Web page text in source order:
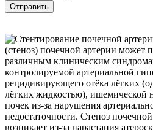
Отправить
(стеноз) почечной артерии может
различным клиническим
контролируемой артериальной
рецидивирующего отёка лёгких
лёгких жидкостью), ишемической
почек из-за нарушения
недостаточности. Стеноз
возникает из-за нарастания